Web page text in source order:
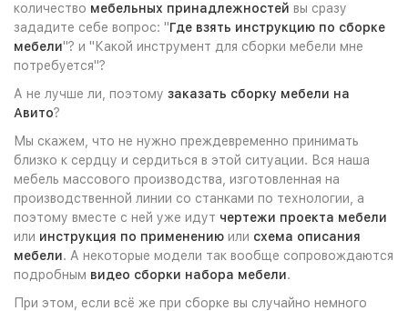
количество мебельных принадлежностей вы сразу
зададите себе вопрос: "Где взять инструкцию по сборке
мебели"? и "Какой инструмент для сборки мебели мне
потребуется"?
А не лучше ли, поэтому заказать сборку мебели на
Авито?
Мы скажем, что не нужно преждевременно принимать
близко к сердцу и сердиться в этой ситуации. Вся наша
мебель массового производства, изготовленная на
производственной линии со станками по технологии, а
поэтому вместе с ней уже идут чертежи проекта мебели
или инструкция по применению или схема описания
мебели. А некоторые модели так вообще сопровождаются
подробным видео сборки набора мебели.
При этом, если всё же при сборке вы случайно немного